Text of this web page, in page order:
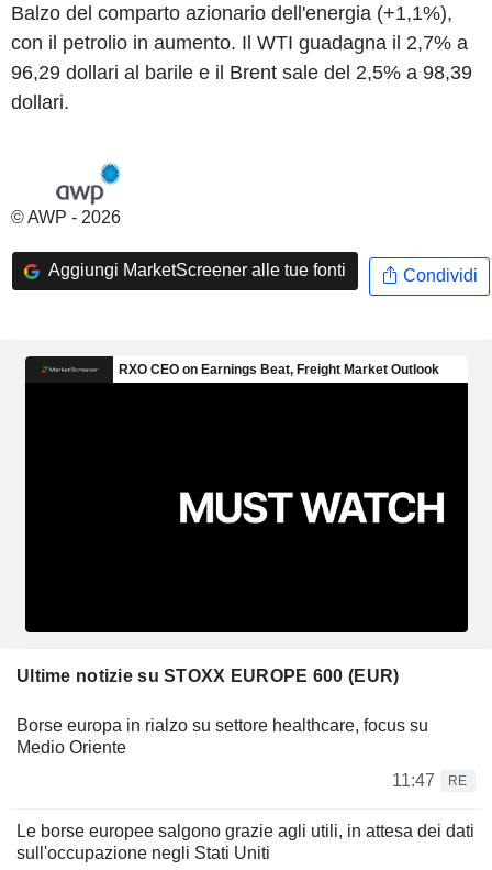
Balzo del comparto azionario dell'energia (+1,1%),
con il petrolio in aumento. Il WTI guadagna il 2,7% a
96,29 dollari al barile e il Brent sale del 2,5% a 98,39
dollari.
© AWP - 2026
Aggiungi MarketScreener alle tue fonti Condividi
Ultime notizie su STOXX EUROPE 600 (EUR)
Borse europa in rialzo su settore healthcare, focus su
Medio Oriente
11:47
RE
Le borse europee salgono grazie agli utili, in attesa dei dati
sull'occupazione negli Stati Uniti